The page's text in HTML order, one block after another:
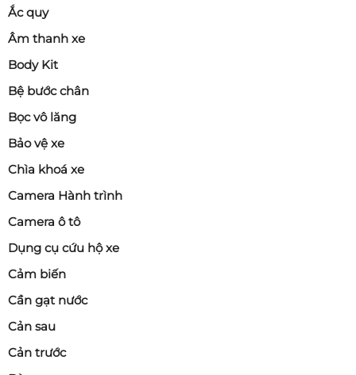
Ắc quy
Âm thanh xe
Body Kit
Bệ bước chân
Bọc vô lăng
Bảo vệ xe
Chìa khoá xe
Camera Hành trình
Camera ô tô
Dụng cụ cứu hộ xe
Cảm biến
Cần gạt nước
Cản sau
Cản trước